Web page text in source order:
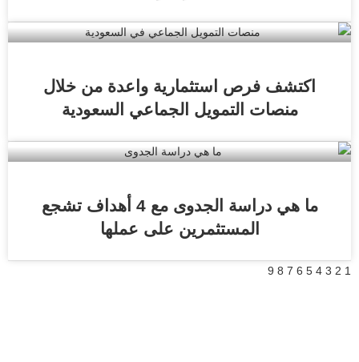
اكتشف فرص استثمارية واعدة من خلال
منصات التمويل الجماعي السعودية
ما هي دراسة الجدوى مع 4 أهداف تشجع
المستثمرين على عملها
1
2
3
4
5
6
7
8
9